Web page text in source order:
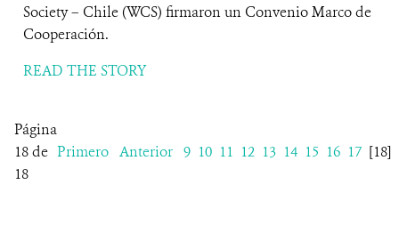
Society – Chile (WCS) firmaron un Convenio Marco de
Cooperación.
READ THE STORY
Página
18 de
18
Primero Anterior 9 10 11 12 13 14 15 16 17 [18]